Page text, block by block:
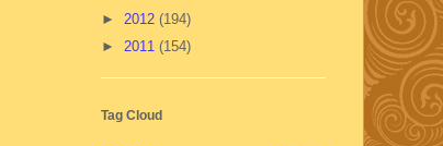
► 2012 (194)
► 2011 (154)
Tag Cloud